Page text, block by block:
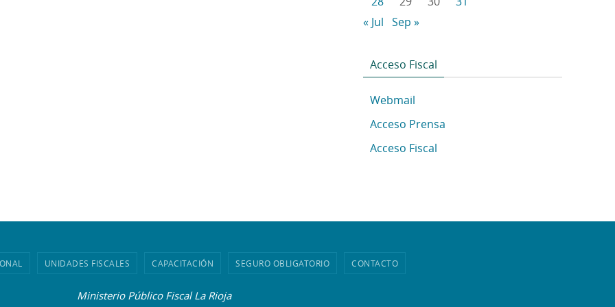
« Jul Sep »
Acceso Fiscal
Webmail
Acceso Prensa
Acceso Fiscal
UNIDADES FISCALES CAPACITACIÓN SEGURO OBLIGATORIO CONTACTO
Ministerio Público Fiscal La Rioja